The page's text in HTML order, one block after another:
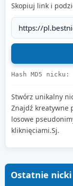
Skopiuj link i
Hash MD5 nicku:
Stwórz unikalny
Znajdź kreatywne
losowe
kliknięciami.Sj.
Ostatnie nicki